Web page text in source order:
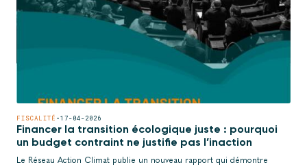
FISCALITÉ •17-04-2026
Financer la transition écologique juste : pourquoi
un budget contraint ne justifie pas l’inaction
Le Réseau Action Climat publie un nouveau rapport qui démontre